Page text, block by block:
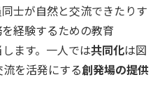
士が自然と交流できたりす
経験するための教育
ます。一人では共同化は図
を活発にする創発場の提供